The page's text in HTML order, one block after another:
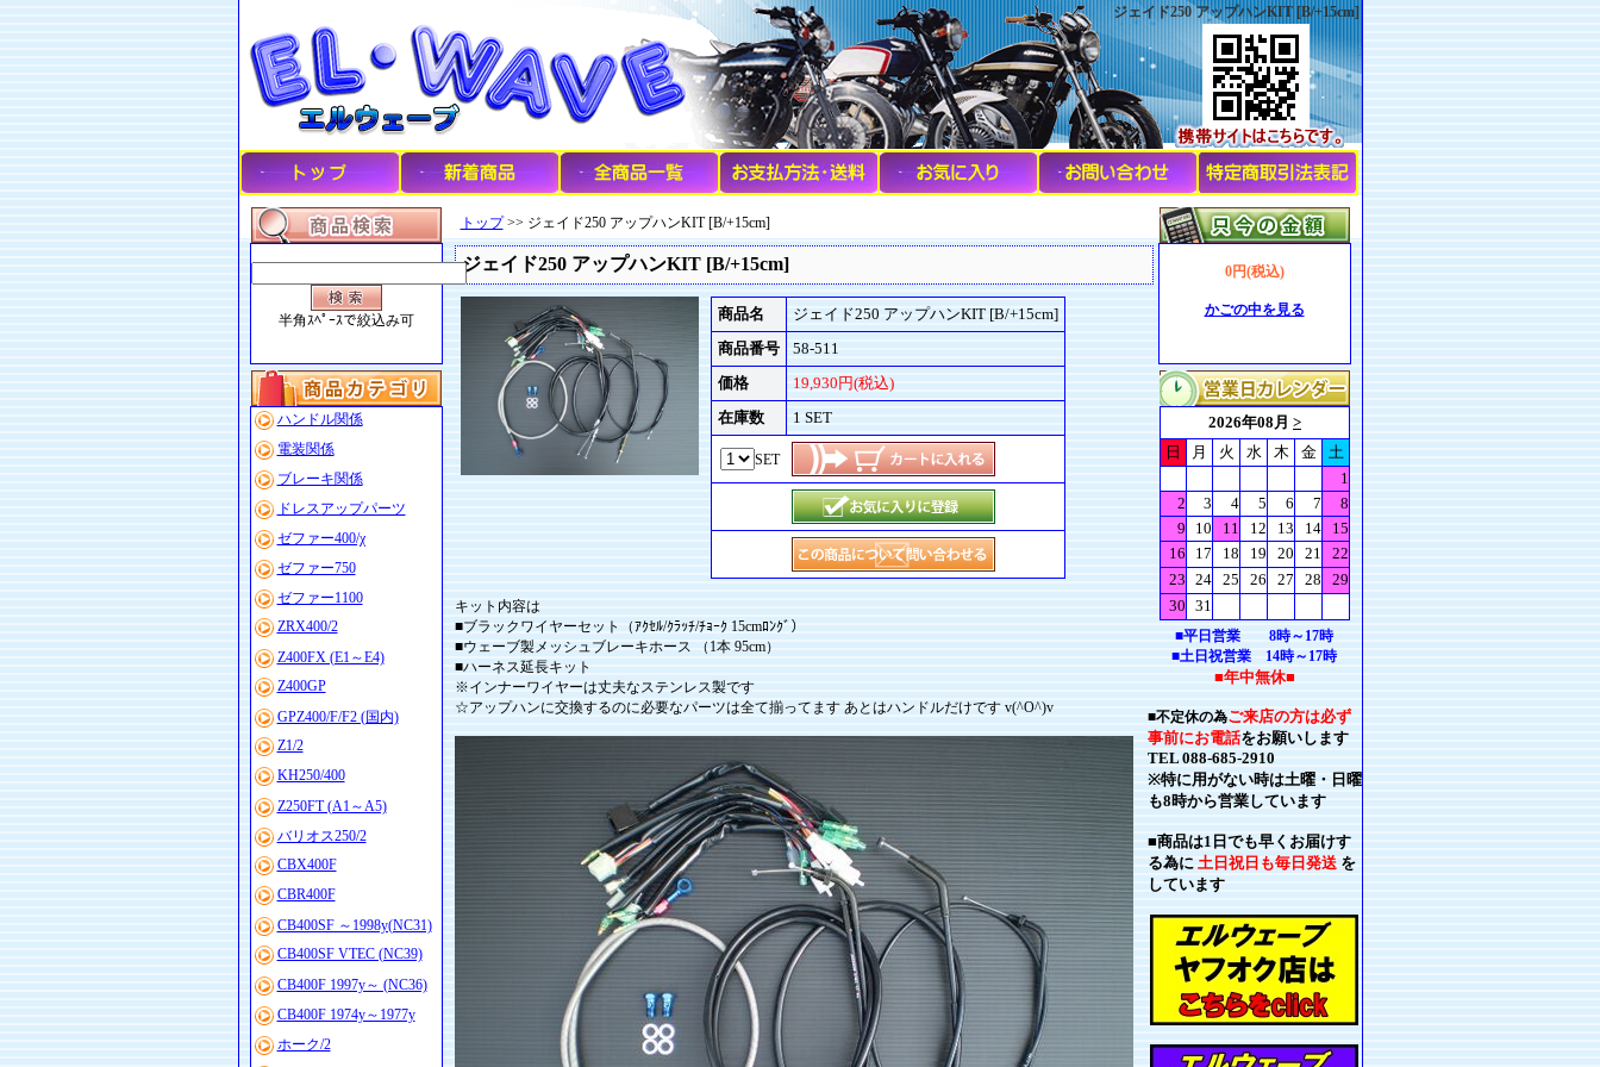
ジェイド250 アップハンKIT [B/+15cm]
半角ｽﾍﾟｰｽで絞込み可
ハンドル関係
電装関係
ブレーキ関係
ドレスアップパーツ
ゼファー400/χ
ゼファー750
ゼファー1100
ZRX400/2
Z400FX (E1～E4)
Z400GP
GPZ400/F/F2 (国内)
Z1/2
KH250/400
Z250FT (A1～A5)
バリオス250/2
CBX400F
CBR400F
CB400SF ～1998y(NC31)
CB400SF VTEC (NC39)
CB400F 1997y～ (NC36)
CB400F 1974y～1977y
ホーク/2
トップ>> ジェイド250 アップハンKIT [B/+15cm]
ジェイド250 アップハンKIT [B/+15cm]
商品名
ジェイド250 アップハンKIT [B/+15cm]
商品番号
58-511
価格
19,930円(税込)
在庫数
1 SET
SET
キット内容は
■ブラックワイヤーセット（ｱｸｾﾙ/ｸﾗｯﾁ/ﾁｮｰｸ 15cmﾛﾝｸﾞ）
■ウェーブ製メッシュブレーキホース （1本 95cm）
■ハーネス延長キット
※インナーワイヤーは丈夫なステンレス製です
☆アップハンに交換するのに必要なパーツは全て揃ってます あとはハンドルだけです v(^O^)v
0円(税込)
かごの中を見る
■平日営業 8時～17時
■土日祝営業 14時～17時
■年中無休■
■不定休の為ご来店の方は必ず
事前にお電話をお願いします
TEL 088-685-2910
※特に用がない時は土曜・日曜
も8時から営業しています
■商品は1日でも早くお届けす
る為に 土日祝日も毎日発送 を
しています